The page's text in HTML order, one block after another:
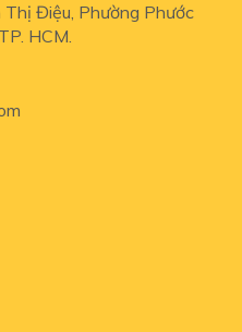
Điệu, Phường Phước
HCM.